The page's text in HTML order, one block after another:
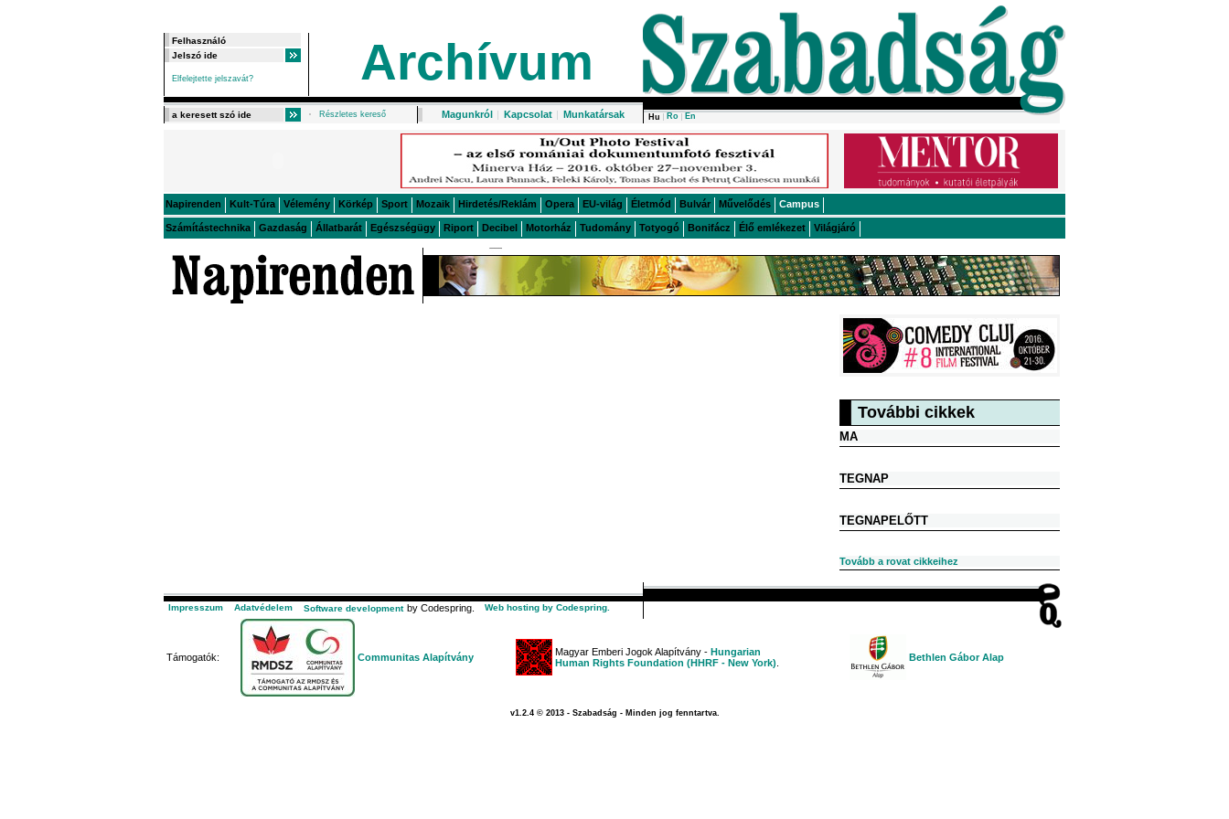
Elfelejtette jelszavát? Archívum
Részletes kereső Magunkról | Kapcsolat | Munkatársak Hu Ro En
Napirenden Kult-Túra Vélemény Körkép Sport Mozaik Hirdetés/Reklám Opera EU-világ Életmód Bulvár Művelődés Campus
Számítástechnika Gazdaság Állatbarát Egészségügy Riport Decibel Motorház Tudomány Totyogó Bonifácz Élő emlékezet Világjáró
További cikkek
MA
TEGNAP
TEGNAPELŐTT
Tovább a rovat cikkeihez
Impresszum Adatvédelem Software development by Codespring. Web hosting by Codespring.
Támogatók: Communitas Alapítvány Magyar Emberi Jogok Alapítvány - Hungarian
Human Rights Foundation (HHRF - New York)
Bethlen Gábor Alap
v1.2.4 © 2013 - Szabadság - Minden jog fenntartva.